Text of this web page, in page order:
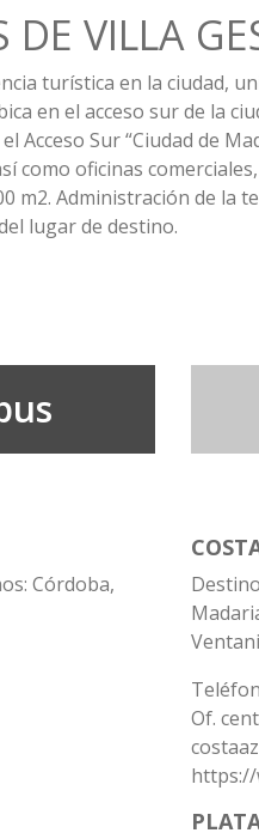
VILLA
turística en la ciudad,
en el acceso sur de la
Acceso Sur “Ciudad de
oficinas
Administración de la
lugar de destino.
Córdoba,
Of.